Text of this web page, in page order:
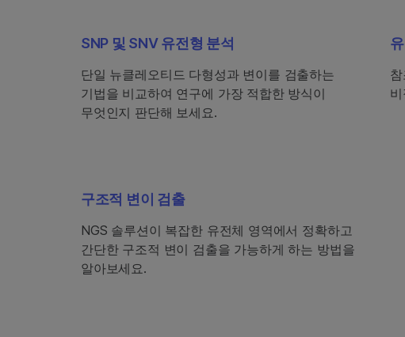
SNP 및 SNV 유전형 분석
단일 뉴클레오티드 다형성과 변이를 검출하는
기법을 비교하여 연구에 가장 적합한 방식이
무엇인지 판단해 보세요.
구조적 변이 검출
NGS 솔루션이 복잡한 유전체 영역에서 정확하고
간단한 구조적 변이 검출을 가능하게 하는 방법을
알아보세요.